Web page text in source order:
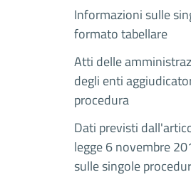
Informazioni sulle
formato tabellare
Atti delle
degli enti
procedura
Dati previsti
legge 6 novembre
sulle singole